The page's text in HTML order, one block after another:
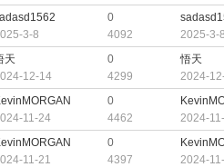
3-8
0
4092
2025-3-
天
12-14
0
4299
悟天
2024-
11-24
0
4462
2024-
11-21
0
4397
2024-